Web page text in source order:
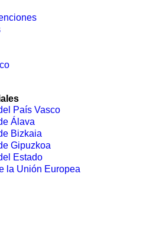
País Vasco
Álava
Bizkaia
Gipuzkoa
Estado
la Unión Europea